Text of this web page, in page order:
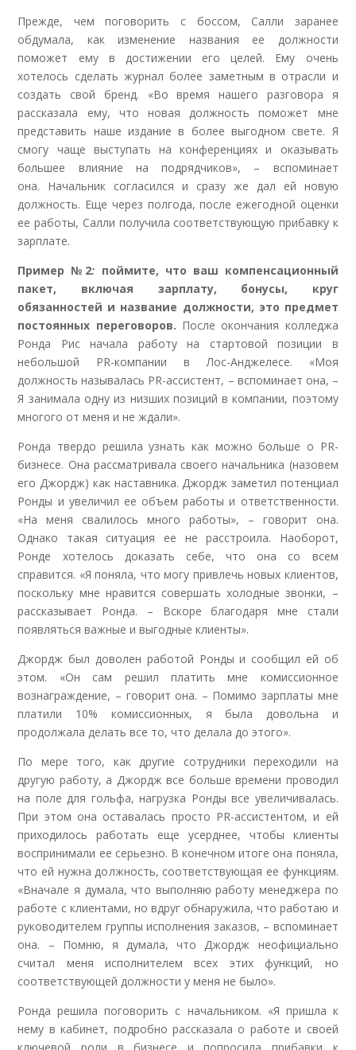
Прежде, чем поговорить с боссом, Салли заранее
обдумала, как изменение названия ее должности
поможет ему в достижении его целей. Ему очень
хотелось сделать журнал более заметным в отрасли и
создать свой бренд. «Во время нашего разговора я
рассказала ему, что новая должность поможет мне
представить наше издание в более выгодном свете. Я
смогу чаще выступать на конференциях и оказывать
большее влияние на подрядчиков», – вспоминает
она. Начальник согласился и сразу же дал ей новую
должность. Еще через полгода, после ежегодной оценки
ее работы, Салли получила соответствующую прибавку к
зарплате.
Пример №2: поймите, что ваш компенсационный
пакет, включая зарплату, бонусы, круг
обязанностей и название должности, это предмет
постоянных переговоров. После окончания колледжа
Ронда Рис начала работу на стартовой позиции в
небольшой PR-компании в Лос-Анджелесе. «Моя
должность называлась PR-ассистент, – вспоминает она, –
Я занимала одну из низших позиций в компании, поэтому
многого от меня и не ждали».
Ронда твердо решила узнать как можно больше о PR-
бизнесе. Она рассматривала своего начальника (назовем
его Джордж) как наставника. Джордж заметил потенциал
Ронды и увеличил ее объем работы и ответственности.
«На меня свалилось много работы», – говорит она.
Однако такая ситуация ее не расстроила. Наоборот,
Ронде хотелось доказать себе, что она со всем
справится. «Я поняла, что могу привлечь новых клиентов,
поскольку мне нравится совершать холодные звонки, –
рассказывает Ронда. – Вскоре благодаря мне стали
появляться важные и выгодные клиенты».
Джордж был доволен работой Ронды и сообщил ей об
этом. «Он сам решил платить мне комиссионное
вознаграждение, – говорит она. – Помимо зарплаты мне
платили 10% комиссионных, я была довольна и
продолжала делать все то, что делала до этого».
По мере того, как другие сотрудники переходили на
другую работу, а Джордж все больше времени проводил
на поле для гольфа, нагрузка Ронды все увеличивалась.
При этом она оставалась просто PR-ассистентом, и ей
приходилось работать еще усерднее, чтобы клиенты
воспринимали ее серьезно. В конечном итоге она поняла,
что ей нужна должность, соответствующая ее функциям.
«Вначале я думала, что выполняю работу менеджера по
работе с клиентами, но вдруг обнаружила, что работаю и
руководителем группы исполнения заказов, – вспоминает
она. – Помню, я думала, что Джордж неофициально
считал меня исполнителем всех этих функций, но
соответствующей должности у меня не было».
Ронда решила поговорить с начальником. «Я пришла к
нему в кабинет, подробно рассказала о работе и своей
ключевой роли в бизнесе и попросила прибавки к